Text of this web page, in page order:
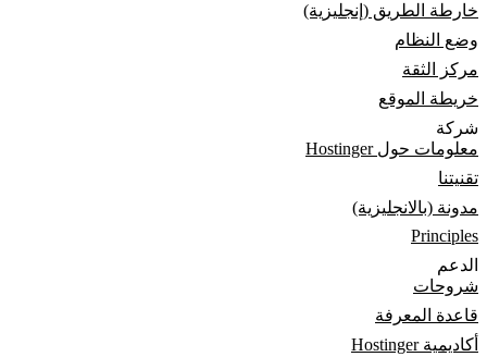
خارطة الطريق (إنجليزية)
وضع النظام
مركز الثقة
خريطة الموقع
شركة
معلومات حول Hostinger
تقنيتنا
مدونة (بالانجليزية)
Principles
الدعم
شروحات
قاعدة المعرفة
أكاديمية Hostinger